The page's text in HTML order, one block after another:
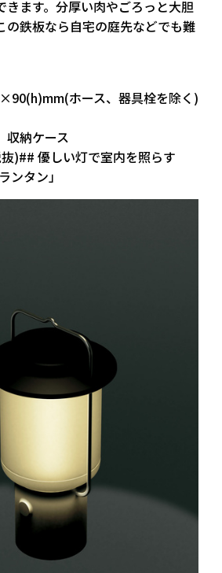
きます。分厚い肉やごろっと大胆
の鉄板なら自宅の庭先などでも難
ホース、器具栓を除く)
収納ケース
)## 優しい灯で室内を照らす
ンタン」